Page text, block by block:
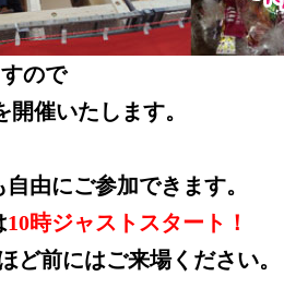
ので
催いたします。
由にご参加できます。
10時ジャストスタート！
ど前にはご来場ください。